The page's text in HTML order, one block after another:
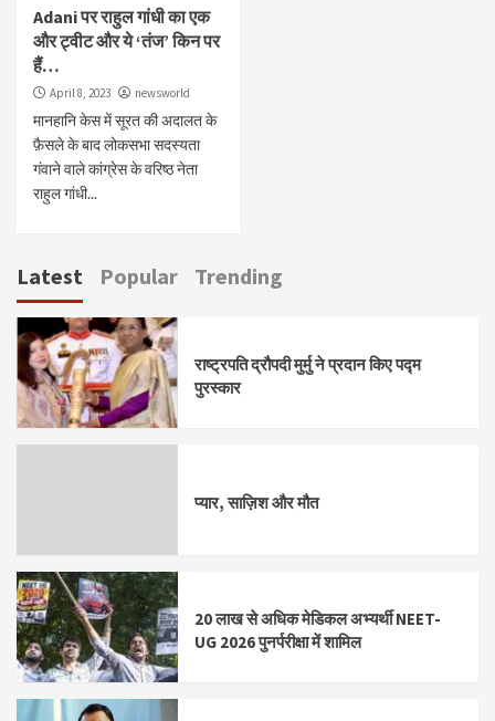
Adani पर राहुल गांधी का एक
और ट्वीट और ये ‘तंज’ किन पर
हैं…
April 8, 2023 newsworld
मानहानि केस में सूरत की अदालत के
फ़ैसले के बाद लोकसभा सदस्यता
गंवाने वाले कांग्रेस के वरिष्ठ नेता
राहुल गांधी...
Latest Popular Trending
राष्ट्रपति द्रौपदी मुर्मु ने प्रदान किए पद्म
पुरस्कार
प्यार, साज़िश और मौत
20 लाख से अधिक मेडिकल अभ्यर्थी NEET-
UG 2026 पुनर्परीक्षा में शामिल